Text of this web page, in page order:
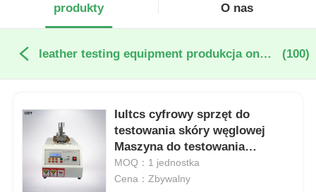
produkty O nas
leather testing equipment produkcja online (100)
Iultcs cyfrowy sprzęt do
testowania skóry węglowej
Maszyna do testowania
tłuszczu barwy ścierania
MOQ：1 jednostka
Cena：Zbywalny